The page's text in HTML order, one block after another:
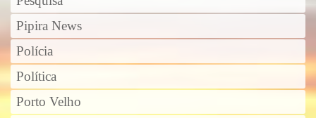
Pipira News
Polícia
Política
Porto Velho